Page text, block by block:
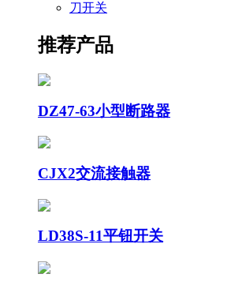
刀开关
推荐产品
DZ47-63小型断路器
CJX2交流接触器
LD38S-11平钮开关